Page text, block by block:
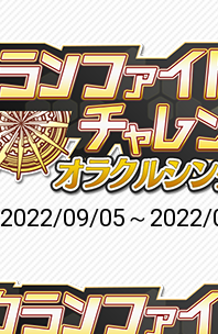
2022/09/05～